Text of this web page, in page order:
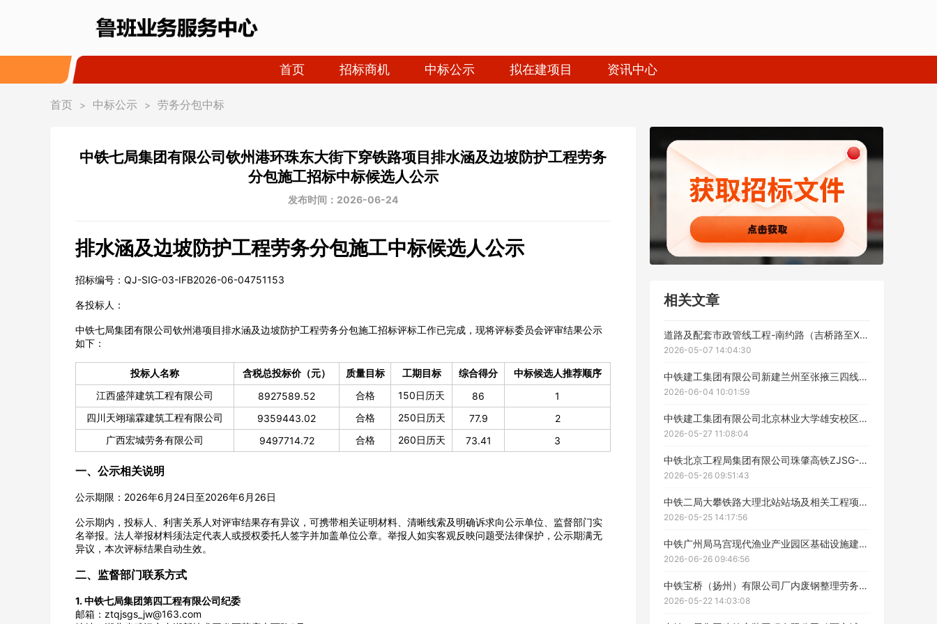
首页 招标商机 中标公示 拟在建项目 资讯中心
首页 > 中标公示 > 劳务分包中标
中铁七局集团有限公司钦州港环珠东大街下穿铁路项目排水涵及边坡防护工程劳务
分包施工招标中标候选人公示
发布时间：2026-06-24
排水涵及边坡防护工程劳务分包施工中标候选人公示
招标编号：QJ-SIG-03-IFB2026-06-04751153
各投标人：
中铁七局集团有限公司钦州港项目排水涵及边坡防护工程劳务分包施工招标评标工作已完成，现将评标委员会评审结果公示
如下：
投标人名称 含税总投标价（元） 质量目标 工期目标 综合得分
中标候选人推荐顺序
江西盛萍建筑工程有限公司
8927589.52 合格 150日历天 86
1
四川天翊瑞霖建筑工程有限公司
9359443.02 合格 250日历天 77.9
2
广西宏城劳务有限公司
9497714.72 合格 260日历天 73.41 3
一、公示相关说明
公示期限：2026年6月24日至2026年6月26日
公示期内，投标人、利害关系人对评审结果存有异议，可携带相关证明材料、清晰线索及明确诉求向公示单位、监督部门实
名举报。法人举报材料须法定代表人或授权委托人签字并加盖单位公章。举报人如实客观反映问题受法律保护，公示期满无
异议，本次评标结果自动生效。
二、监督部门联系方式
1. 中铁七局集团第四工程有限公司纪委
邮箱：ztqjsgs_jw@163.com
相关文章
道路及配套市政管线工程-南约路（吉桥路至X198）项目道路、排水工程劳务分包中标公示
2026-05-07 14:04:30
中铁建工集团有限公司新建兰州至张掖三四线铁路武威至张掖段站房工程LZX-WZ-ZF标段防水工程劳务分包成交候选人公示
2026-06-04 10:01:59
中铁建工集团有限公司北京林业大学雄安校区第二组团项目(一标段)施工总承包通风空调及防排烟劳务分包工程中标候选人公示
2026-05-27 11:08:04
中铁北京工程局集团有限公司珠肇高铁ZJSG-3标项目经理部桥下防护栅栏劳务分包工程中标候选人公示
2026-05-26 09:51:43
中铁二局大攀铁路大理北站站场及相关工程项目经理部大理北站站台雨水管沟及检查井工程劳务分包招标中标候选人公示
2026-05-25 14:17:56
中铁广州局马宫现代渔业产业园区基础设施建设项目（一期）综合施工工程劳务分包中标候选人公示
2026-06-26 09:46:56
中铁宝桥（扬州）有限公司厂内废钢整理劳务协作评标结果公示
2026-05-22 14:03:08
ဆ
公司名称 公司所在地
请选择省市
填写联系电话后会有服务中心的工作人员给您致电！